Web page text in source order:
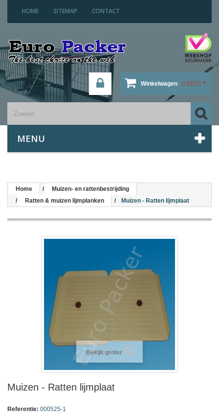
HOME SITEMAP CONTACT
Winkelwagen (LEEG)
MENU
Home
Muizen- en rattenbestrijding
Ratten & muizen lijmplanken
Muizen - Ratten lijmplaat
Bekijk groter
Muizen - Ratten lijmplaat
Referentie: 000525-1